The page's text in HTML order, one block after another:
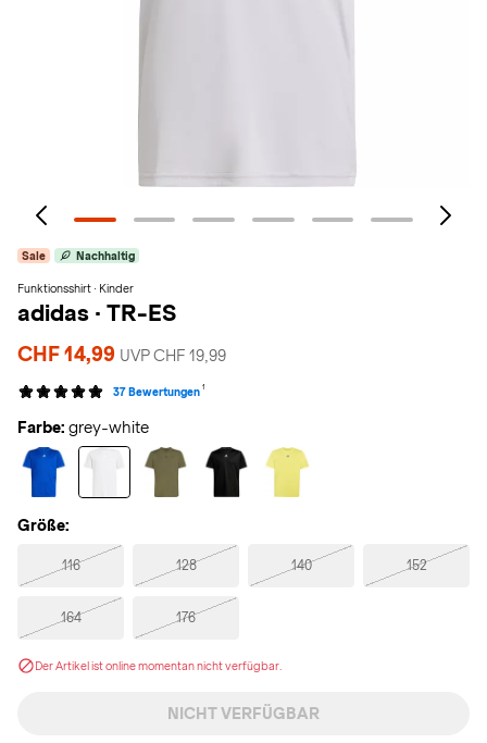
Sale Nachhaltig
Funktionsshirt · Kinder
adidas · TR-ES
CHF 14,99 UVP CHF 19,99
37 Bewertungen 1
Farbe: grey-white
Größe:
116 128 140 152
164 176
Der Artikel ist online momentan nicht verfügbar.
NICHT VERFÜGBAR